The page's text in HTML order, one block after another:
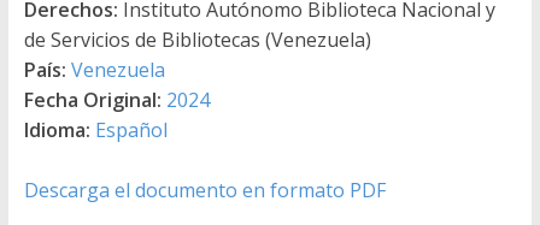
Derechos: Instituto Autónomo Biblioteca Nacional y
de Servicios de Bibliotecas (Venezuela)
País: Venezuela
Fecha Original: 2024
Idioma: Español
Descarga el documento en formato PDF